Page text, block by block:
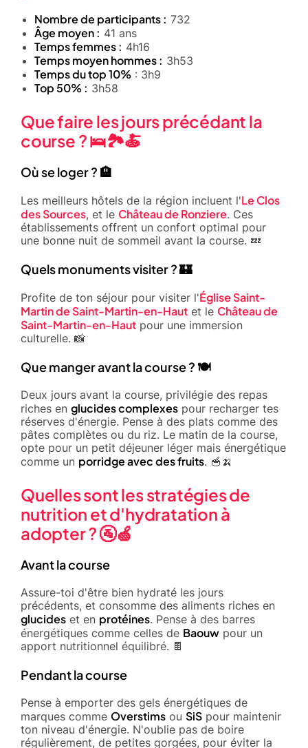
Nombre de participants : 732
Âge moyen : 41 ans
Temps femmes : 4h16
Temps moyen hommes : 3h53
Temps du top 10% : 3h9
Top 50% : 3h58
Que faire les jours précédant la
course ? 🛌🏞️🍝
Où se loger ? 🏨
Les meilleurs hôtels de la région incluent l'Le Clos
des Sources, et le Château de Ronziere. Ces
établissements offrent un confort optimal pour
une bonne nuit de sommeil avant la course. 💤
Quels monuments visiter ? 🏰
Profite de ton séjour pour visiter l'Église Saint-
Martin de Saint-Martin-en-Haut et le Château de
Saint-Martin-en-Haut pour une immersion
culturelle. 📸
Que manger avant la course ? 🍽️
Deux jours avant la course, privilégie des repas
riches en glucides complexes pour recharger tes
réserves d'énergie. Pense à des plats comme des
pâtes complètes ou du riz. Le matin de la course,
opte pour un petit déjeuner léger mais énergétique
comme un porridge avec des fruits. 🥣🍌
Quelles sont les stratégies de
nutrition et d'hydratation à
adopter ? 🚰🍏
Avant la course
Assure-toi d'être bien hydraté les jours
précédents, et consomme des aliments riches en
glucides et en protéines. Pense à des barres
énergétiques comme celles de Baouw pour un
apport nutritionnel équilibré. 🍫
Pendant la course
Pense à emporter des gels énergétiques de
marques comme Overstims ou SiS pour maintenir
ton niveau d'énergie. N'oublie pas de boire
régulièrement, de petites gorgées, pour éviter la